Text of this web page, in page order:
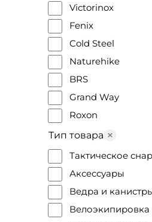
Victorinox
Fenix
Cold Steel
Naturehike
BRS
Grand Way
Roxon
NexTool
Gerber
Ganzo
Morakniv
Skif Outdoor
Тип товара
Тактическое
Аксессуары
Ведра и
Велоэкипировка